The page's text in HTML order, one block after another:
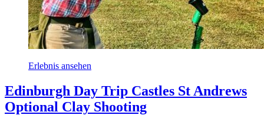
Erlebnis ansehen
Edinburgh Day Trip Castles St Andrews
Optional Clay Shooting